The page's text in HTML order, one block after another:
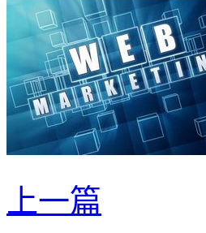
上一篇